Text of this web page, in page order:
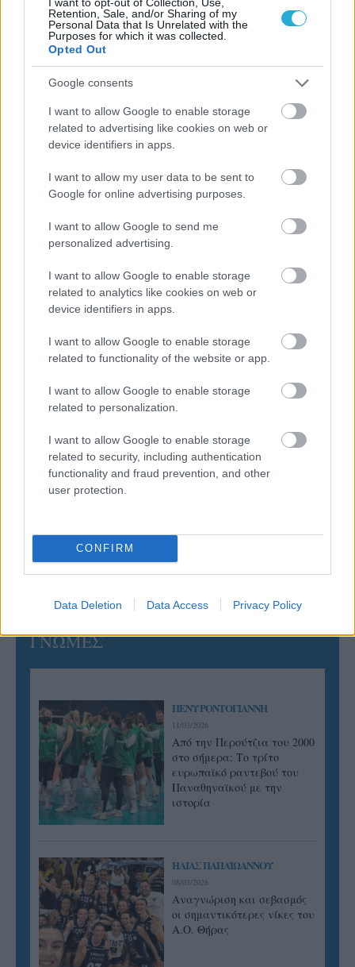
Retention, Sale, and/or Sharing of my
Personal Data that Is Unrelated with the
Purposes for which it was collected.
Opted Out
Google consents
I want to allow Google to enable storage
related to advertising like cookies on web or
device identifiers in apps.
I want to allow my user data to be sent to
Google for online advertising purposes.
I want to allow Google to send me
personalized advertising.
I want to allow Google to enable storage
related to analytics like cookies on web or
device identifiers in apps.
I want to allow Google to enable storage
related to functionality of the website or app.
I want to allow Google to enable storage
related to personalization.
I want to allow Google to enable storage
related to security, including authentication
functionality and fraud prevention, and other
user protection.
CONFIRM
Data Deletion Data Access Privacy Policy
ΡΟΗ ΕΙΔΗΣΕΩΝ
06/08/2026
Το πάλεψε μέχρι τέλους η Εθνική γυναικών κόντρα
στην Ιταλία Β’
06/08/2026
Πρωτάθλημα τον Δεκέμβριο – Αντιδρούν οι σύλλογοι
06/08/2026
Έτοιμη για… υψηλές πτήσεις η Μπενφίκα του Ψάρρα
με τον «Ιπτάμενο Ολλανδό» Βίλτενμπουργκ
05/08/2026
Ισόπαλο το πρωτο φιλικό τεστ της Εθνικής στο
Ουρμπίνο
Προς στρατηγική συνεργασία ΠΑΣΑΠΠ και
Πανεπιστημίου Πατρών
εδάφους με Σουηδία
ΓΝΩΜΕΣ
ΠΕΝΥ ΡΟΝΤΟΓΙΑΝΝΗ
11/03/2026
Από την Περούτζια του 2000
στο σήμερα: Tο τρίτο
ευρωπαϊκό ραντεβού του
Παναθηναϊκού με την
ιστορία
ΗΛΙΑΣ ΠΑΠΑΪΩΑΝΝΟΥ
08/03/2026
Αναγνώριση και σεβασμός
οι σημαντικότερες νίκες του
Α.Ο. Θήρας